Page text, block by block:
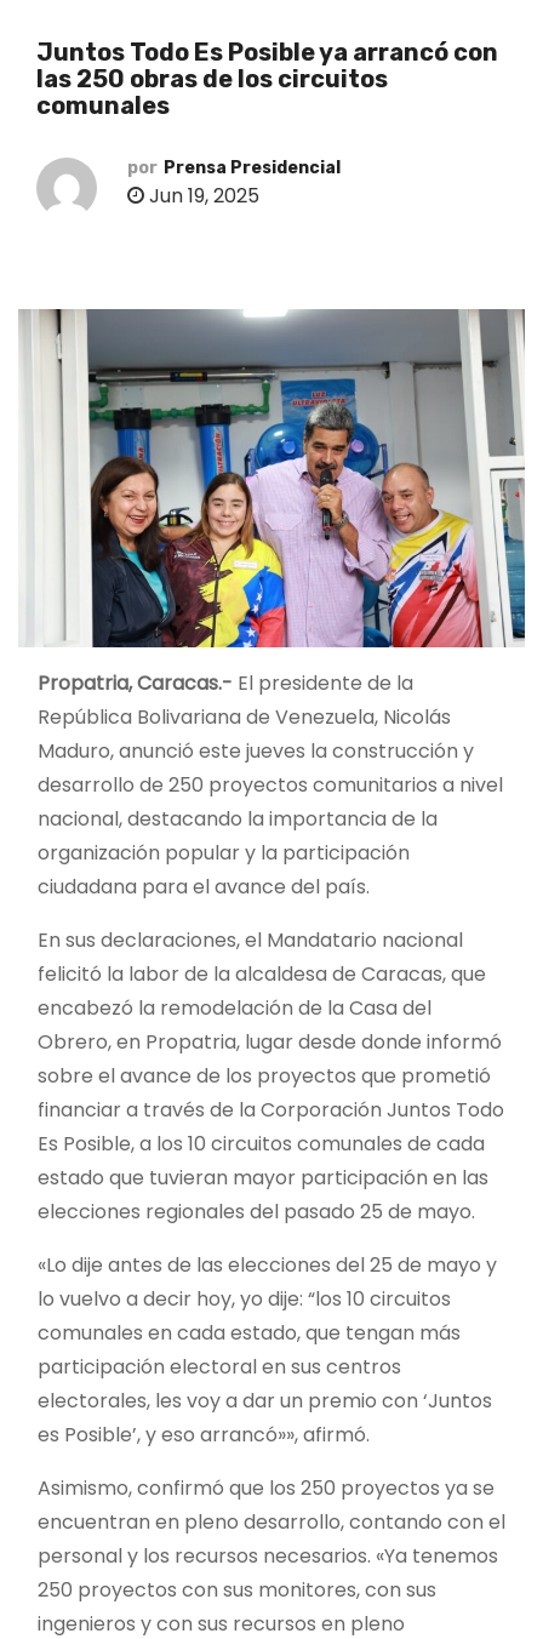
Juntos Todo Es Posible ya arrancó con
las 250 obras de los circuitos
comunales
por Prensa Presidencial
Jun 19, 2025
Propatria, Caracas.- El presidente de la
República Bolivariana de Venezuela, Nicolás
Maduro, anunció este jueves la construcción y
desarrollo de 250 proyectos comunitarios a nivel
nacional, destacando la importancia de la
organización popular y la participación
ciudadana para el avance del país.
En sus declaraciones, el Mandatario nacional
felicitó la labor de la alcaldesa de Caracas, que
encabezó la remodelación de la Casa del
Obrero, en Propatria, lugar desde donde informó
sobre el avance de los proyectos que prometió
financiar a través de la Corporación Juntos Todo
Es Posible, a los 10 circuitos comunales de cada
estado que tuvieran mayor participación en las
elecciones regionales del pasado 25 de mayo.
«Lo dije antes de las elecciones del 25 de mayo y
lo vuelvo a decir hoy, yo dije: “los 10 circuitos
comunales en cada estado, que tengan más
participación electoral en sus centros
electorales, les voy a dar un premio con ‘Juntos
es Posible’, y eso arrancó»», afirmó.
Asimismo, confirmó que los 250 proyectos ya se
encuentran en pleno desarrollo, contando con el
personal y los recursos necesarios. «Ya tenemos
250 proyectos con sus monitores, con sus
ingenieros y con sus recursos en pleno